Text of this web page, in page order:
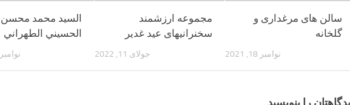
السيد محمد محسن
الحسيني الطهراني
نوامبر 28,
مجموعه ارزشمند
سخنرانیهای عید غدیر
جولای 11, 2022
سالن های مرغداری و
گلخانه
نوامبر 18, 2021